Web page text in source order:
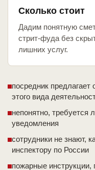
Сколько стоит
Дадим понятную
стрит-фуда без
лишних услуг.
посредник
этого вида
непонятно, требуется
уведомления
сотрудники не знают,
инспектору по России
пожарные инструкции,